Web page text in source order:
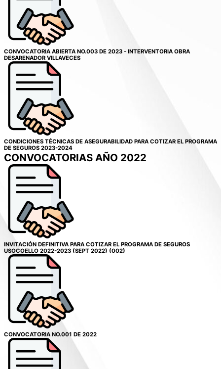
CONVOCATORIA ABIERTA NO.003 DE 2023 - INTERVENTORIA OBRA
DESARENADOR VILLAVECES
CONDICIONES TÉCNICAS DE ASEGURABILIDAD PARA COTIZAR EL PROGRAMA
DE SEGUROS 2023-2024
CONVOCATORIAS AÑO 2022
INVITACIÓN DEFINITIVA PARA COTIZAR EL PROGRAMA DE SEGUROS
USOCOELLO 2022-2023 (SEPT 2022) (002)
CONVOCATORIA NO.001 DE 2022